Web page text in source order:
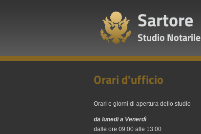
Sartore
Studio Notarile
Orari d'ufficio
Orari e giorni di apertura dello studio
da lunedi a Venerdì
dalle ore 09:00 alle 13:00